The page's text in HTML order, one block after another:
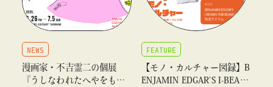
NEWS
漫画家・不吉霊二の個展
『うしなわれたへやをもと
FEATURE
【モノ・カルチャー図録】B
ENJAMIN EDGAR’S I-BEAM